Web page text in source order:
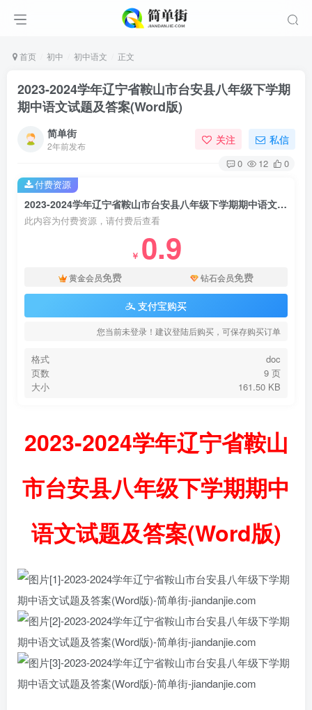
首页 初中 初中语文 正文
2023-2024学年辽宁省鞍山市台安县八年级下学期
期中语文试题及答案(Word版)
简单街
2年前发布 关注 私信
0 12 0
2023-2024学年辽宁省鞍山市台安县八年级下学期期中语文试题及答案(Word版)
此内容为付费资源，请付费后查看
￥ 0.9
黄金会员免费 钻石会员免费
支付宝购买
您当前未登录！建议登陆后购买，可保存购买订单
格式
doc
页数
9 页
大小
161.50 KB
付费资源
2023-2024学年辽宁省鞍山
市台安县八年级下学期期中
语文试题及答案(Word版)